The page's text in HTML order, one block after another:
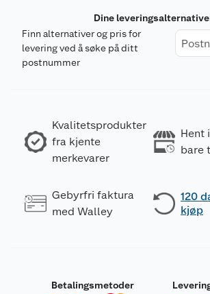
Dine
Finn alternativer og pris for
levering ved å søke på ditt
postnummer
Kvalitetsprodukter
fra kjente
merkevarer
Hent
bare
Gebyrfri faktura
med Walley
120
kjøp
Betalingsmetoder